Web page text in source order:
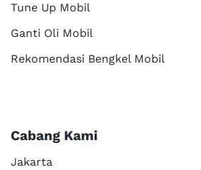
Tune Up Mobil
Ganti Oli Mobil
Rekomendasi Bengkel Mobil
Cabang Kami
Jakarta